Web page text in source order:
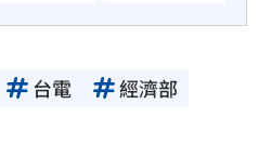
台電
經濟部